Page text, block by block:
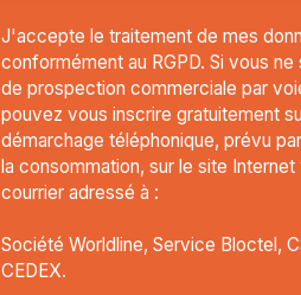
J'accepte le traitement de mes
conformément au RGPD. Si vous
de prospection commerciale par
pouvez vous inscrire gratuitement
démarchage téléphonique, prévu
la consommation, sur le site
courrier adressé à :
Société Worldline, Service Bloctel,
CEDEX.